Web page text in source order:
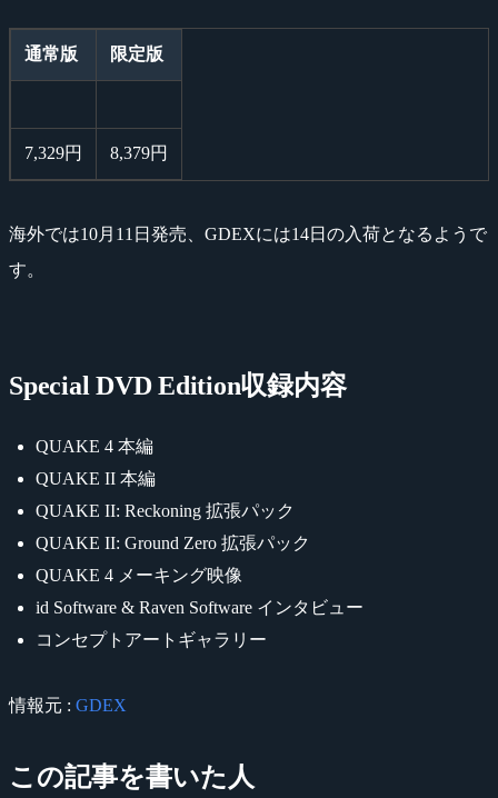
通常版 限定版
7,329円 8,379円
海外では10月11日発売、GDEXには14日の入荷となるようで
す。
Special DVD Edition収録内容
QUAKE 4 本編
QUAKE II 本編
QUAKE II: Reckoning 拡張パック
QUAKE II: Ground Zero 拡張パック
QUAKE 4 メーキング映像
id Software & Raven Software インタビュー
コンセプトアートギャラリー
情報元 : GDEX
この記事を書いた人